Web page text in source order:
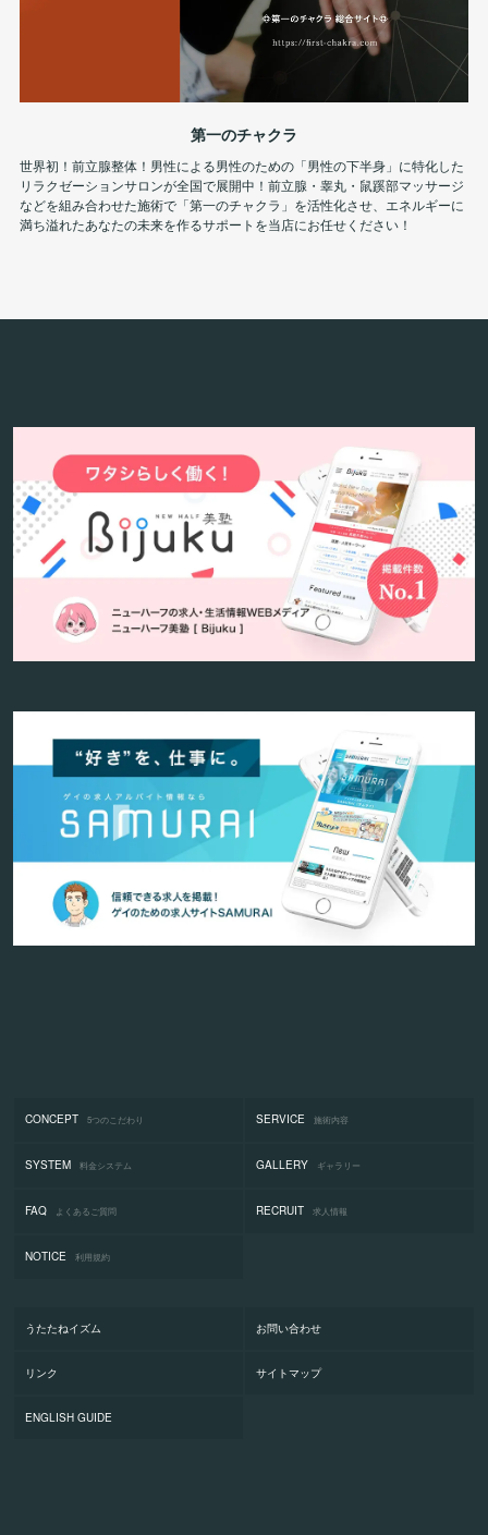
第一のチャクラ
世界初！前立腺整体！男性による男性のための「男性の下半身」に特化した
リラクゼーションサロンが全国で展開中！前立腺・睾丸・鼠蹊部マッサージ
などを組み合わせた施術で「第一のチャクラ」を活性化させ、エネルギーに
満ち溢れたあなたの未来を作るサポートを当店にお任せください！
CONCEPT 5つのこだわり SERVICE 施術内容
SYSTEM 料金システム GALLERY ギャラリー
FAQ よくあるご質問 RECRUIT 求人情報
NOTICE 利用規約
うたたねイズム お問い合わせ
リンク サイトマップ
ENGLISH GUIDE